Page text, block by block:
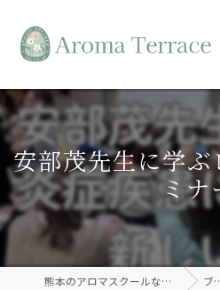
安部茂先生に学
ミナ
熊本のアロマスクールならAroma Terrace ブログ